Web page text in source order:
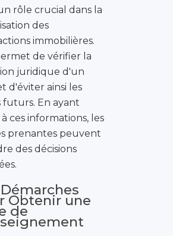
rôle crucial dans la
des
immobilières.
de vérifier la
juridique d'un
d'éviter ainsi les
futurs. En ayant
à ces informations, les
prenantes peuvent
des décisions
Obtenir une
de